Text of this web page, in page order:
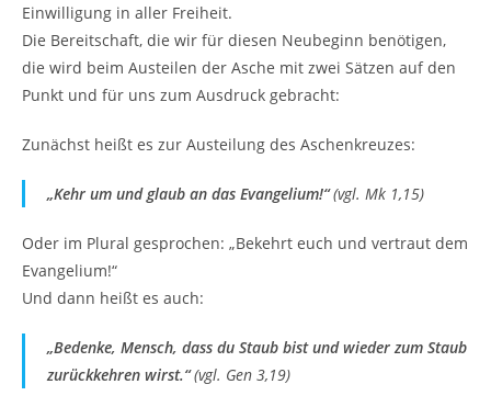
Einwilligung in aller Freiheit.
Die Bereitschaft, die wir für diesen Neubeginn benötigen,
die wird beim Austeilen der Asche mit zwei Sätzen auf den
Punkt und für uns zum Ausdruck gebracht:
Zunächst heißt es zur Austeilung des Aschenkreuzes:
„Kehr um und glaub an das Evangelium!“(vgl. Mk 1,15)
Oder im Plural gesprochen: „Bekehrt euch und vertraut dem
Evangelium!“
Und dann heißt es auch:
„Bedenke, Mensch, dass du Staub bist und wieder zum Staub
zurückkehren wirst.“(vgl. Gen 3,19)